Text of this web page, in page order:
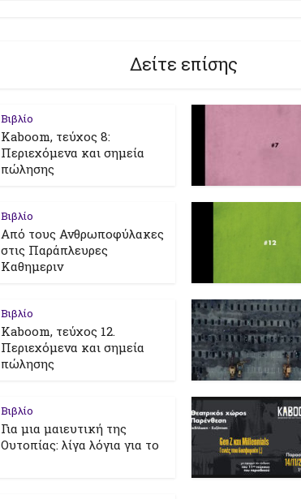
Δείτε επίσης
Βιβλίο
Kaboom, τεύχος 8:
Περιεχόμενα και σημεία
πώλησης
Βιβλίο
Από τους Ανθρωποφύλακες
στις Παράπλευρες
Καθημεριν
Βιβλίο
Kaboom, τεύχος 12.
Περιεχόμενα και σημεία
πώλησης
Βιβλίο
Για μια μαιευτική της
Ουτοπίας: λίγα λόγια για το